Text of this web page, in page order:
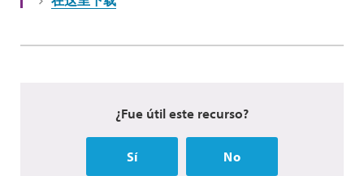
¿Fue útil este recurso?
Sí No